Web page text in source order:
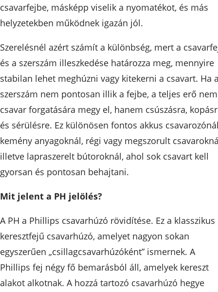
csavarfejbe, másképp viselik a nyomatékot, és más
helyzetekben működnek igazán jól.
Szerelésnél azért számít a különbség, mert a
és a szerszám illeszkedése határozza meg, mennyire
stabilan lehet meghúzni vagy kitekerni a csavart. Ha
szerszám nem pontosan illik a fejbe, a teljes erő
csavar forgatására megy el, hanem csúszásra,
és sérülésre. Ez különösen fontos akkus
kemény anyagoknál, régi vagy megszorult
illetve lapraszerelt bútoroknál, ahol sok csavart kell
gyorsan és pontosan behajtani.
Mit jelent a PH jelölés?
A PH a Phillips csavarhúzó rövidítése. Ez a klasszikus
keresztfejű csavarhúzó, amelyet nagyon sokan
egyszerűen „csillagcsavarhúzóként” ismernek. A
Phillips fej négy fő bemarásból áll, amelyek kereszt
alakot alkotnak. A hozzá tartozó csavarhúzó hegye